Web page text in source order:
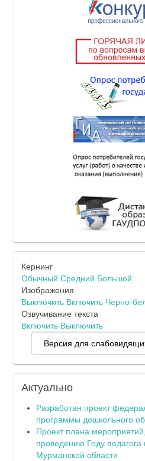
Кернинг
Обычный Средний Большой
Изображения
Выключить Включить Черно-
Озвучивание текста
Включить Выключить
Версия для
Актуально
Разработан проект
программы дошкольного
Проект плана
проведению Году педагога
Мурманской области